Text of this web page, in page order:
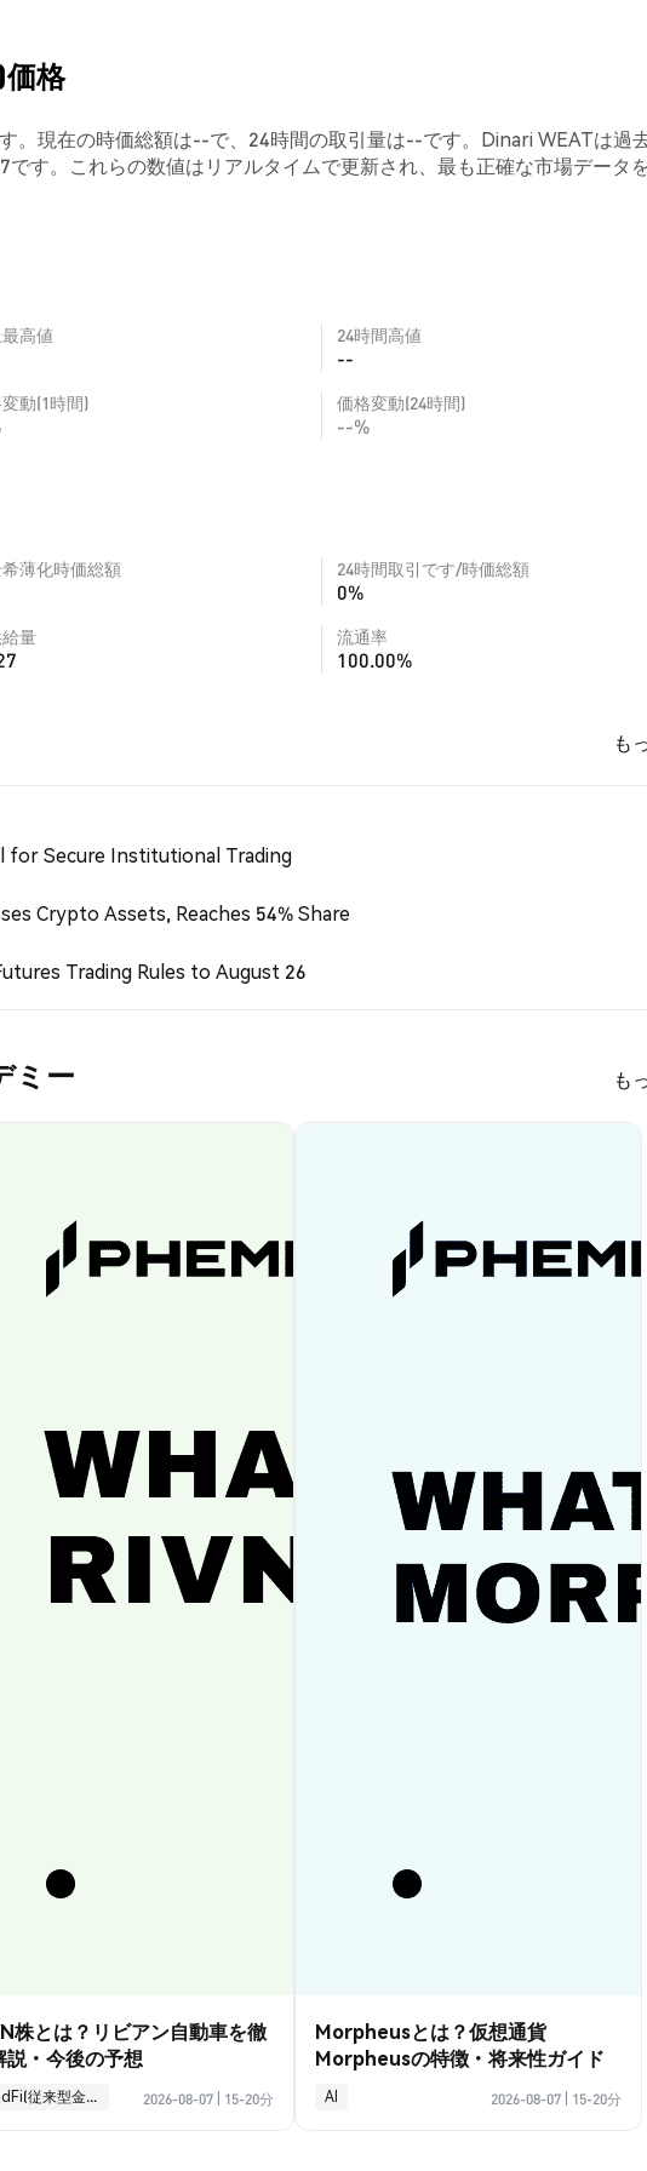
格
。現在の時価総額は--で、24時間の取引量は--です。Dinari WEATは過
す。これらの数値はリアルタイムで更新され、最も正確な市場データ
高値 24時間高値
--
動(1時間) 価格変動(24時間)
--%
薄化時価総額 24時間取引です/時価総額
0%
量 流通率
100.00%
も
for Secure Institutional Trading
Crypto Assets, Reaches 54% Share
Trading Rules to August 26
ミー も
株とは？リビアン自動車を徹
説・今後の予想
TradFi(従来型金融) 2026-08-07 15-20分
Morpheusとは？仮想通貨
Morpheusの特徴・将来性ガイド
AI 2026-08-07 15-20分